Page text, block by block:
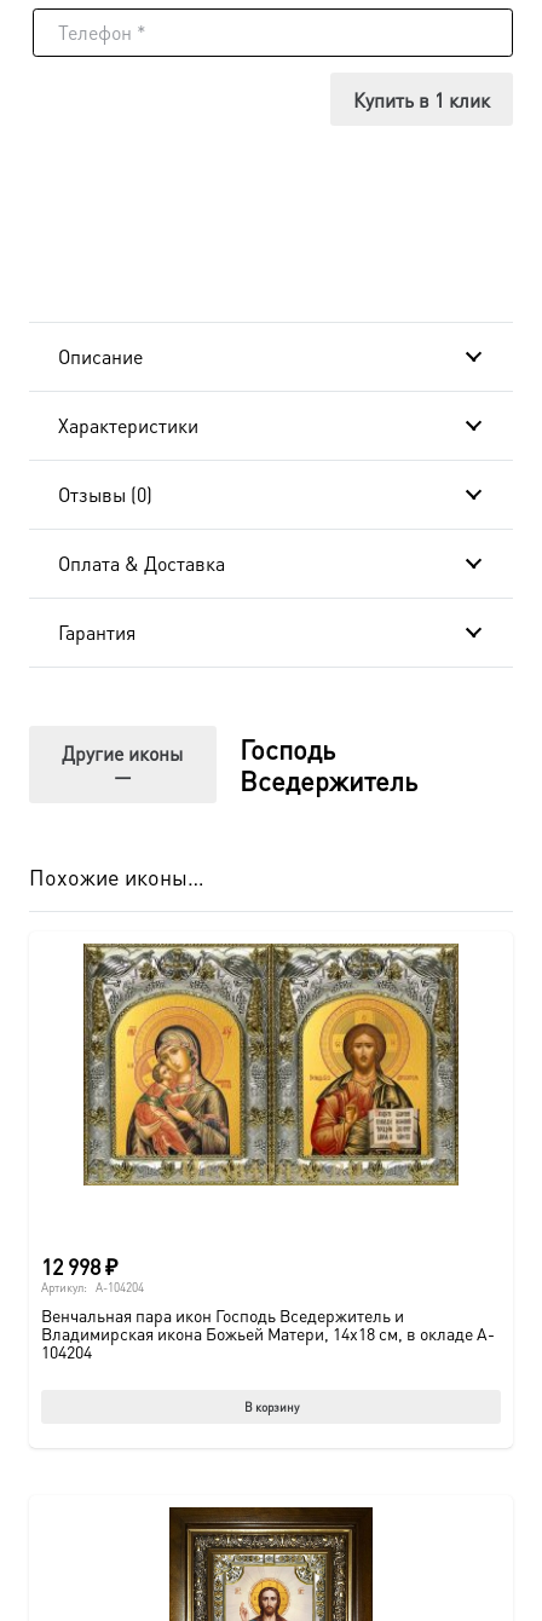
Икона
коробке
Купить в 1 клик
Описание
Характеристики
Отзывы (0)
Оплата & Доставка
Гарантия
Другие иконы
—
Господь
Вседержитель
Похожие иконы…
12 998₽
Артикул: A-104204
Венчальная пара икон Господь Вседержитель и
Владимирская икона Божьей Матери, 14х18 см, в окладе A-
104204
В корзину